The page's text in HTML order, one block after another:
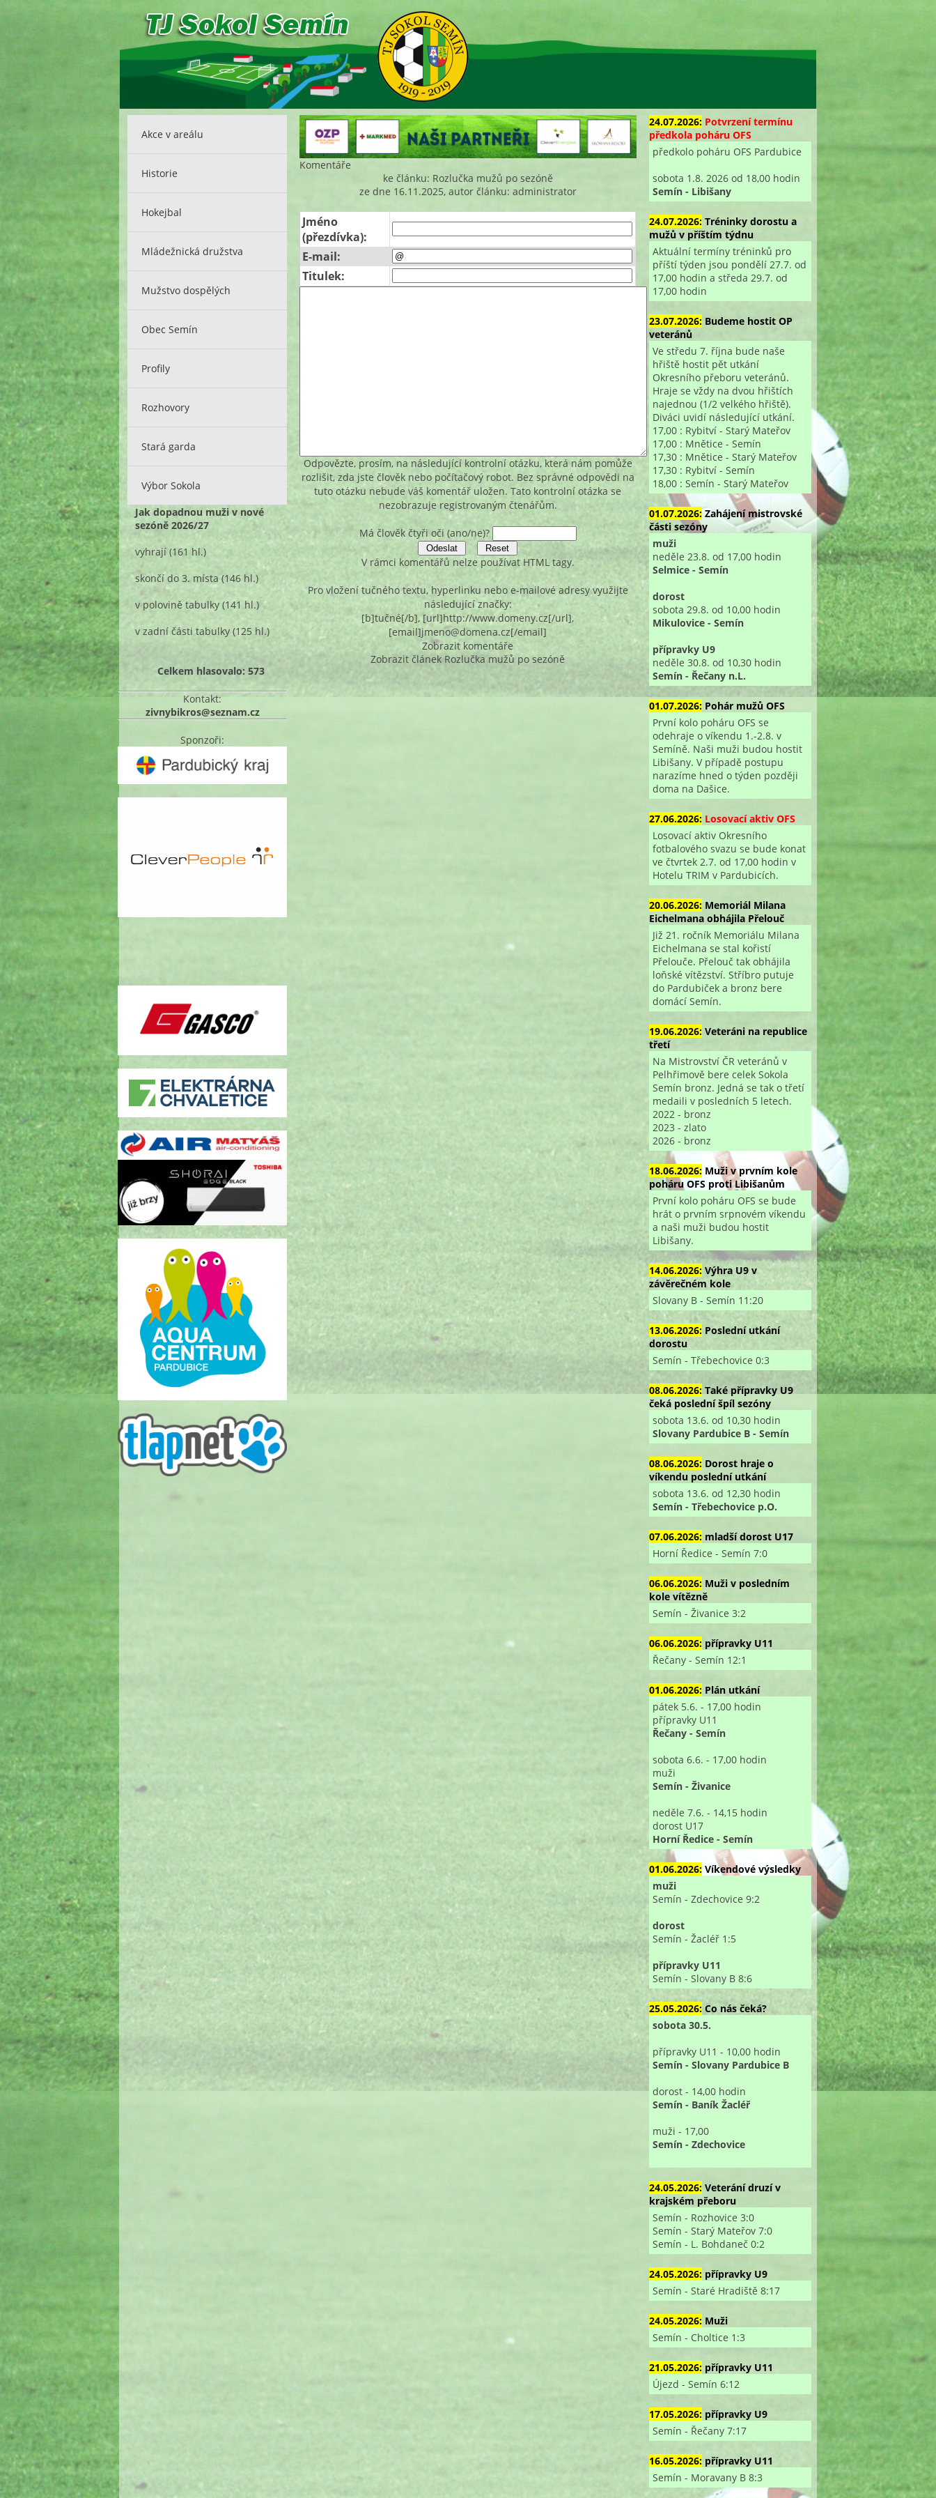
Akce v areálu
Historie
Hokejbal
Mládežnická družstva
Mužstvo dospělých
Obec Semín
Profily
Rozhovory
Stará garda
Výbor Sokola
Jak dopadnou muži v nové
sezóně 2026/27
vyhrají (161 hl.)
skončí do 3. místa(146 hl.)
v polovině tabulky (141 hl.)
v zadní části tabulky (125 hl.)
Celkem hlasovalo: 573
Kontakt:
zivnybikros@seznam.cz
Sponzoři:
Komentáře
ke článku: Rozlučka mužů po sezóně
ze dne 16.11.2025, autor článku: administrator
Jméno
(přezdívka):
E-mail:
Titulek:
Odpovězte, prosím, na následující kontrolní otázku, která nám pomůže
rozlišit, zda jste člověk nebo počítačový robot. Bez správné odpovědi na
tuto otázku nebude váš komentář uložen. Tato kontrolní otázka se
nezobrazuje registrovaným čtenářům.
Má člověk čtyři oči (ano/ne)?
V rámci komentářů nelze používat HTML tagy.
Pro vložení tučného textu, hyperlinku nebo e-mailové adresy využijte
následující značky:
[b]tučné[/b], [url]http://www.domeny.cz[/url],
[email]jmeno@domena.cz[/email]
Zobrazit komentáře
Zobrazit článek Rozlučka mužů po sezóně
24.07.2026: Potvrzení termínu
předkola poháru OFS
předkolo poháru OFS Pardubice
sobota 1.8. 2026 od 18,00 hodin
Semín - Libišany
24.07.2026: Tréninky dorostu a
mužů v příštím týdnu
Aktuální termíny tréninků pro
příští týden jsou pondělí 27.7. od
17,00 hodin a středa 29.7. od
17,00 hodin
23.07.2026: Budeme hostit OP
veteránů
Ve středu 7. října bude naše
hřiště hostit pět utkání
Okresního přeboru veteránů.
Hraje se vždy na dvou hřištích
najednou (1/2 velkého hřiště).
Diváci uvidí následující utkání.
17,00 : Rybitví - Starý Mateřov
17,00 : Mnětice - Semín
17,30 : Mnětice - Starý Mateřov
17,30 : Rybitví - Semín
18,00 : Semín - Starý Mateřov
01.07.2026: Zahájení mistrovské
části sezóny
muži
neděle 23.8. od 17,00 hodin
Selmice - Semín
dorost
sobota 29.8. od 10,00 hodin
Mikulovice - Semín
přípravky U9
neděle 30.8. od 10,30 hodin
Semín - Řečany n.L.
01.07.2026: Pohár mužů OFS
První kolo poháru OFS se
odehraje o víkendu 1.-2.8. v
Semíně. Naši muži budou hostit
Libišany. V případě postupu
narazíme hned o týden později
doma na Dašice.
27.06.2026: Losovací aktiv OFS
Losovací aktiv Okresního
fotbalového svazu se bude konat
ve čtvrtek 2.7. od 17,00 hodin v
Hotelu TRIM v Pardubicích.
20.06.2026: Memoriál Milana
Eichelmana obhájila Přelouč
Již 21. ročník Memoriálu Milana
Eichelmana se stal kořistí
Přelouče. Přelouč tak obhájila
loňské vítězství. Stříbro putuje
do Pardubiček a bronz bere
domácí Semín.
19.06.2026: Veteráni na republice
třetí
Na Mistrovství ČR veteránů v
Pelhřimově bere celek Sokola
Semín bronz. Jedná se tak o třetí
medaili v posledních 5 letech.
2022 - bronz
2023 - zlato
2026 - bronz
18.06.2026: Muži v prvním kole
poháru OFS proti Libišanům
První kolo poháru OFS se bude
hrát o prvním srpnovém víkendu
a naši muži budou hostit
Libišany.
14.06.2026: Výhra U9 v
závěrečném kole
Slovany B - Semín 11:20
13.06.2026: Poslední utkání
dorostu
Semín - Třebechovice 0:3
08.06.2026: Také přípravky U9
čeká poslední špíl sezóny
sobota 13.6. od 10,30 hodin
Slovany Pardubice B - Semín
08.06.2026: Dorost hraje o
víkendu poslední utkání
sobota 13.6. od 12,30 hodin
Semín - Třebechovice p.O.
07.06.2026: mladší dorost U17
Horní Ředice - Semín 7:0
06.06.2026: Muži v posledním
kole vítězně
Semín - Živanice 3:2
06.06.2026: přípravky U11
Řečany - Semín 12:1
01.06.2026: Plán utkání
pátek 5.6. - 17,00 hodin
přípravky U11
Řečany - Semín
sobota 6.6. - 17,00 hodin
muži
Semín - Živanice
neděle 7.6. - 14,15 hodin
dorost U17
Horní Ředice - Semín
01.06.2026: Víkendové výsledky
muži
Semín - Zdechovice 9:2
dorost
Semín - Žacléř 1:5
přípravky U11
Semín - Slovany B 8:6
25.05.2026: Co nás čeká?
sobota 30.5.
přípravky U11 - 10,00 hodin
Semín - Slovany Pardubice B
dorost - 14,00 hodin
Semín - Baník Žacléř
muži - 17,00
Semín - Zdechovice
24.05.2026: Veterání druzí v
krajském přeboru
Semín - Rozhovice 3:0
Semín - Starý Mateřov 7:0
Semín - L. Bohdaneč 0:2
24.05.2026: přípravky U9
Semín - Staré Hradiště 8:17
24.05.2026: Muži
Semín - Choltice 1:3
21.05.2026: přípravky U11
Újezd - Semín 6:12
17.05.2026: přípravky U9
Semín - Řečany 7:17
16.05.2026: přípravky U11
Semín - Moravany B 8:3